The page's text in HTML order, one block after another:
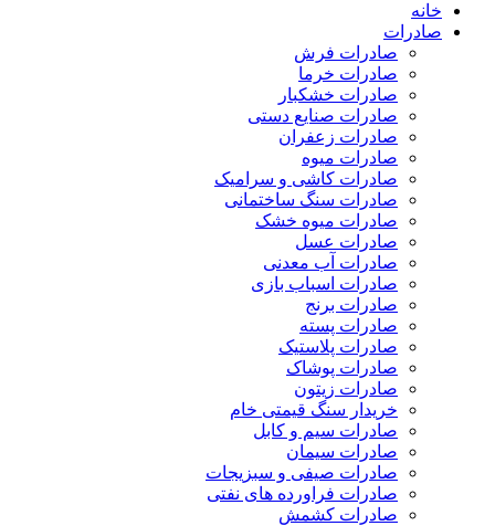
خانه
صادرات
صادرات فرش
صادرات خرما
صادرات خشکبار
صادرات صنایع دستی
صادرات زعفران
صادرات میوه
صادرات کاشی و سرامیک
صادرات سنگ ساختمانی
صادرات میوه خشک
صادرات عسل
صادرات آب معدنی
صادرات اسباب بازی
صادرات برنج
صادرات پسته
صادرات پلاستیک
صادرات پوشاک
صادرات زیتون
خریدار سنگ قیمتی خام
صادرات سیم و کابل
صادرات سیمان
صادرات صیفی و سبزیجات
صادرات فراورده های نفتی
صادرات کشمش